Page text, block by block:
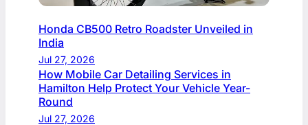
Honda CB500 Retro Roadster Unveiled in
India
Jul 27, 2026
How Mobile Car Detailing Services in
Hamilton Help Protect Your Vehicle Year-
Round
Jul 27, 2026